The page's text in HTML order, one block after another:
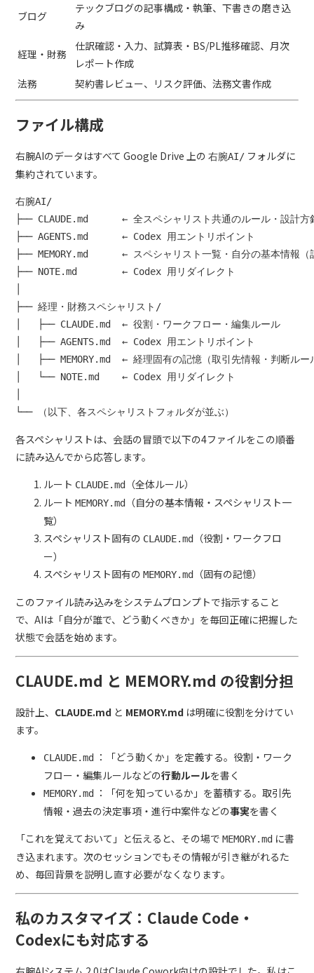
ブログ
テックブログの記事構成・執筆、下書きの磨き込
み
経理・財務
仕訳確認・入力、試算表・BS/PL推移確認、月次
レポート作成
法務
契約書レビュー、リスク評価、法務文書作成
ファイル構成
右腕AIのデータはすべて Google Drive 上の右腕AI/ フォルダに
集約されています。
右腕AI/
├── CLAUDE.md      ← 全スペシャリスト共通のルール・設計方
├── AGENTS.md      ← Codex 用エントリポイント
├── MEMORY.md      ← スペシャリスト一覧・自分の基本情報（
├── NOTE.md        ← Codex 用リダイレクト
├── 経理・財務スペシャリスト/
│   ├── CLAUDE.md  ← 役割・ワークフロー・編集ルール
│   ├── AGENTS.md  ← Codex 用エントリポイント
│   ├── MEMORY.md  ← 経理固有の記憶（取引先情報・判断ルー
│   └── NOTE.md    ← Codex 用リダイレクト
各スペシャリストは、会話の冒頭で以下の4ファイルをこの順番
に読み込んでから応答します。
ルート CLAUDE.md
（全体ルール）
ルートMEMORY.md
（自分の基本情報・スペシャリスト一
覧）
スペシャリスト固有の CLAUDE.md
（役割・ワークフロ
ー）
スペシャリスト固有のMEMORY.md
（固有の記憶）
このファイル読み込みをシステムプロンプトで指示すること
で、AIは「自分が誰で、どう動くべきか」を毎回正確に把握した
状態で会話を始めます。
CLAUDE.md と MEMORY.md の役割分担
設計上、 CLAUDE.md と MEMORY.md は明確に役割を分けてい
ます。
CLAUDE.md
：「どう動くか」を定義する。役割・ワーク
フロー・編集ルールなどの行動ルールを書く
MEMORY.md
：「何を知っているか」を蓄積する。取引先
情報・過去の決定事項・進行中案件などの事実を書く
「これを覚えておいて」と伝えると、その場でMEMORY.md に書
き込まれます。次のセッションでもその情報が引き継がれるた
め、毎回背景を説明し直す必要がなくなります。
私のカスタマイズ：Claude Code・
Codexにも対応する